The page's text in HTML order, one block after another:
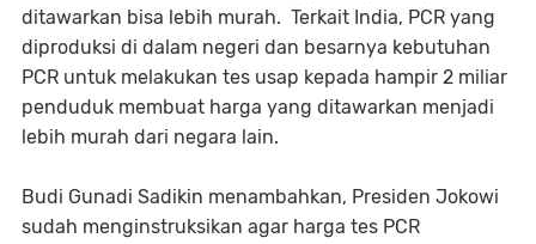
ditawarkan bisa lebih murah. Terkait India, PCR yang
diproduksi di dalam negeri dan besarnya kebutuhan
PCR untuk melakukan tes usap kepada hampir 2 miliar
penduduk membuat harga yang ditawarkan menjadi
lebih murah dari negara lain.
Budi Gunadi Sadikin menambahkan, Presiden Jokowi
sudah menginstruksikan agar harga tes PCR